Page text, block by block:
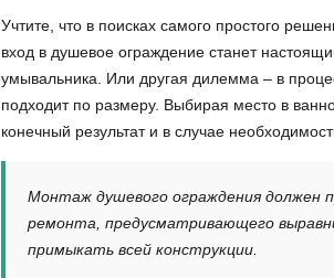
Учтите, что в поисках самого простого
вход в душевое ограждение станет
умывальника. Или другая дилемма – в
подходит по размеру. Выбирая место в
конечный результат и в случае
Монтаж душевого ограждения должен
ремонта, предусматривающего
примыкать всей конструкции.